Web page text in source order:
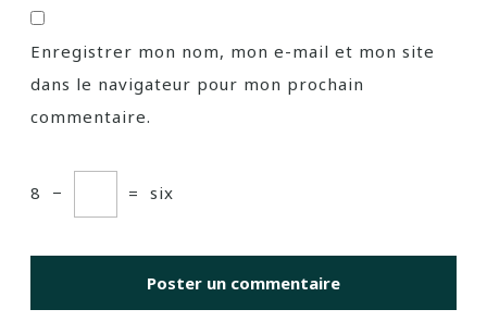
Enregistrer mon nom, mon e-mail et mon site
dans le navigateur pour mon prochain
commentaire.
8 − = six